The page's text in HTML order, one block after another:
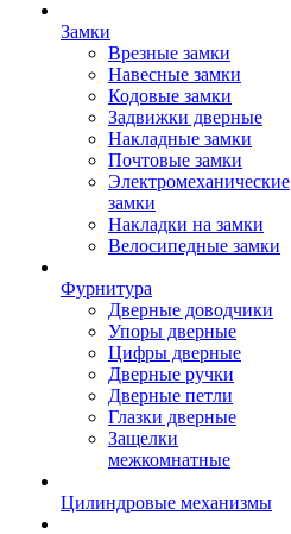
Замки
Врезные замки
Навесные замки
Кодовые замки
Задвижки дверные
Накладные замки
Почтовые замки
Электромеханические
замки
Накладки на замки
Велосипедные замки
Фурнитура
Дверные доводчики
Упоры дверные
Цифры дверные
Дверные ручки
Дверные петли
Глазки дверные
Защелки
межкомнатные
Цилиндровые механизмы